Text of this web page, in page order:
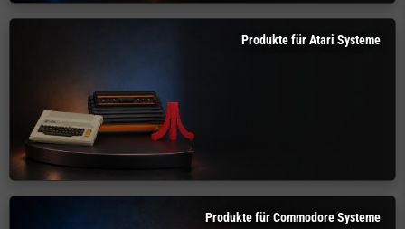
Produkte für Atari Systeme
Produkte für Commodore Systeme